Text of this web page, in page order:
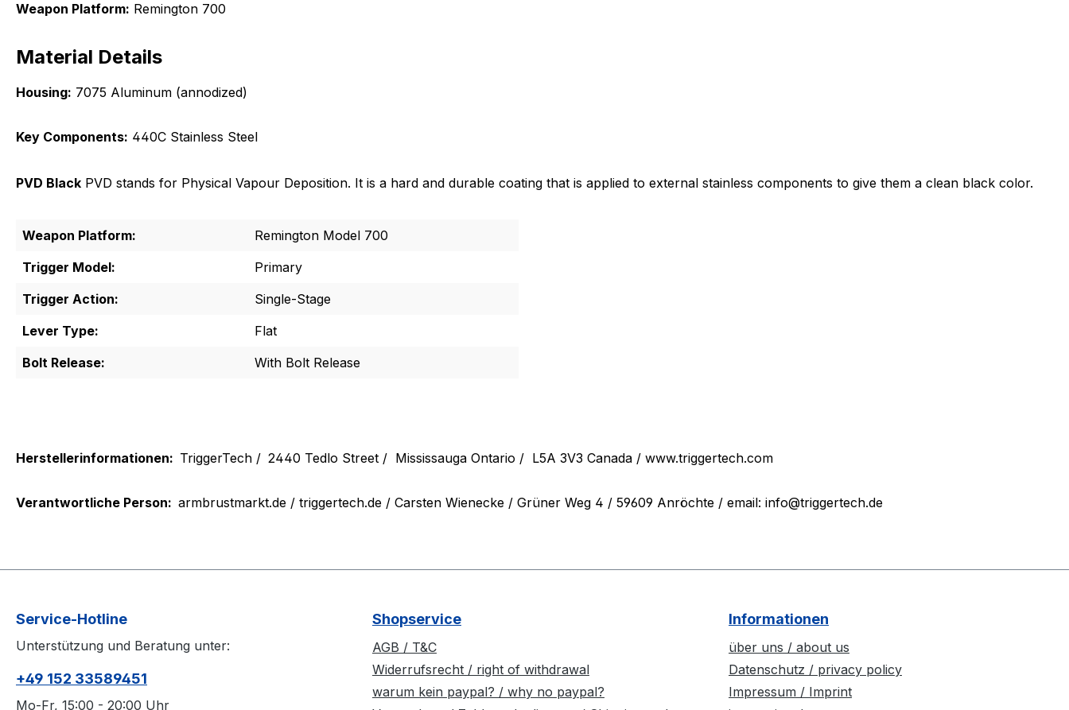
Weapon Platform: Remington 700
Material Details
Housing: 7075 Aluminum (annodized)
Key Components: 440C Stainless Steel
PVD Black PVD stands for Physical Vapour Deposition. It is a hard and durable coating that is applied to external stainless components to give them a clean black color.
Weapon Platform:
Remington Model 700
Trigger Model:
Primary
Trigger Action:
Single-Stage
Lever Type:
Flat
Bolt Release:
With Bolt Release
Herstellerinformationen: TriggerTech / 2440 Tedlo Street / Mississauga Ontario / L5A 3V3 Canada / www.triggertech.com
Verantwortliche Person: armbrustmarkt.de / triggertech.de / Carsten Wienecke / Grüner Weg 4 / 59609 Anröchte / email: info@triggertech.de
Service-Hotline
Unterstützung und Beratung unter:
+49 152 33589451
Mo-Fr, 15:00 - 20:00 Uhr
Shopservice
AGB / T&C
Widerrufsrecht / right of withdrawal
warum kein paypal? / why no paypal?
Informationen
über uns / about us
Datenschutz / privacy policy
Impressum / Imprint